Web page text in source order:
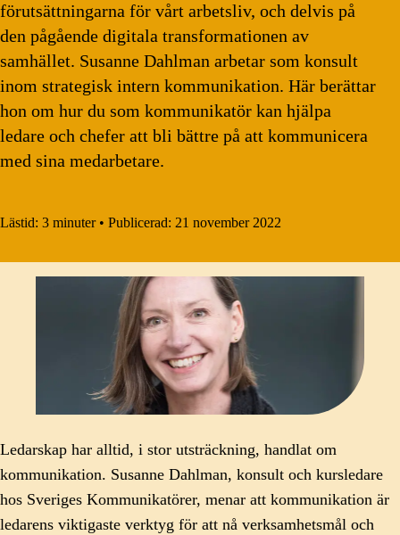
förutsättningarna för vårt arbetsliv, och delvis på
den pågående digitala transformationen av
samhället. Susanne Dahlman arbetar som konsult
inom strategisk intern kommunikation. Här berättar
hon om hur du som kommunikatör kan hjälpa
ledare och chefer att bli bättre på att kommunicera
med sina medarbetare.
Lästid: 3 minuter • Publicerad: 21 november 2022
Ledarskap har alltid, i stor utsträckning, handlat om
kommunikation. Susanne Dahlman, konsult och kursledare
hos Sveriges Kommunikatörer, menar att kommunikation är
ledarens viktigaste verktyg för att nå verksamhetsmål och